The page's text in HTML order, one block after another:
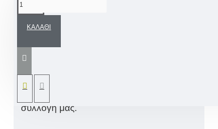
ΚΑΛΆΘΙ
ζωγραφισμένη στο χέρι βασισμένη σε
σχεδίασης «Παραμύθι - Μικρός
συλλογή μας.